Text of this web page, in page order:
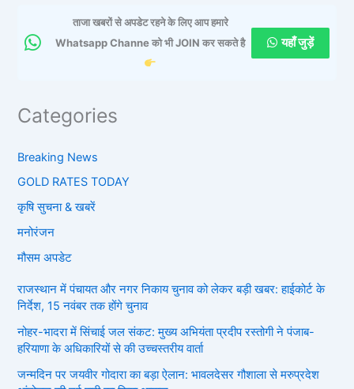
ताजा खबरों से अपडेट रहने के लिए आप हमारे
Whatsapp Channe को भी JOIN कर सकते है
यहाँ जुड़ें
Categories
Breaking News
GOLD RATES TODAY
कृषि सुचना & खबरें
मनोरंजन
मौसम अपडेट
राजस्थान में पंचायत और नगर निकाय चुनाव को लेकर बड़ी खबर: हाईकोर्ट के
निर्देश, 15 नवंबर तक होंगे चुनाव
नोहर-भादरा में सिंचाई जल संकट: मुख्य अभियंता प्रदीप रस्तोगी ने पंजाब-
हरियाणा के अधिकारियों से की उच्चस्तरीय वार्ता
जन्मदिन पर जयवीर गोदारा का बड़ा ऐलान: भावलदेसर गौशाला से मरुप्रदेश